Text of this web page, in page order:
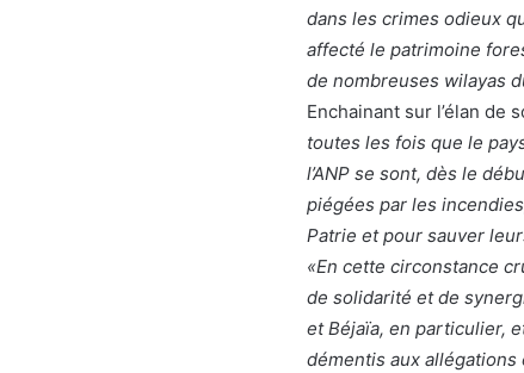
dans les crimes odieux
affecté le patrimoine
de nombreuses wilayas
Enchainant sur l’élan de
toutes les fois que le
l’ANP se sont, dès le
piégées par les
Patrie et pour sauver
«En cette circonstance
de solidarité et de
et Béjaïa, en particulier,
démentis aux